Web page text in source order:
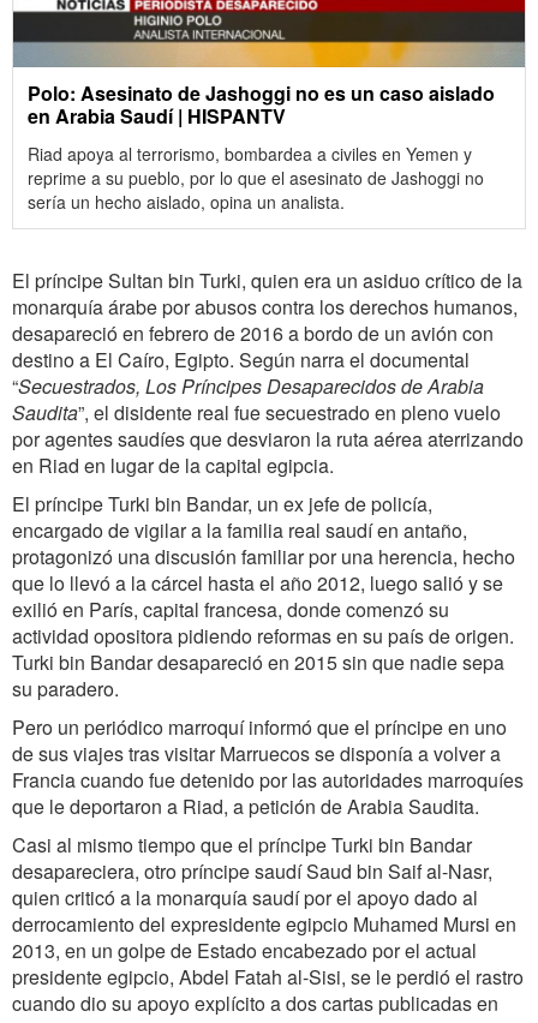
Polo: Asesinato de Jashoggi no es un caso aislado
en Arabia Saudí | HISPANTV
Riad apoya al terrorismo, bombardea a civiles en Yemen y
reprime a su pueblo, por lo que el asesinato de Jashoggi no
sería un hecho aislado, opina un analista.
El príncipe Sultan bin Turki, quien era un asiduo crítico de la
monarquía árabe por abusos contra los derechos humanos,
desapareció en febrero de 2016 a bordo de un avión con
destino a El Caíro, Egipto. Según narra el documental
“Secuestrados, Los Príncipes Desaparecidos de Arabia
Saudita”, el disidente real fue secuestrado en pleno vuelo
por agentes saudíes que desviaron la ruta aérea aterrizando
en Riad en lugar de la capital egipcia.
El príncipe Turki bin Bandar, un ex jefe de policía,
encargado de vigilar a la familia real saudí en antaño,
protagonizó una discusión familiar por una herencia, hecho
que lo llevó a la cárcel hasta el año 2012, luego salió y se
exilió en París, capital francesa, donde comenzó su
actividad opositora pidiendo reformas en su país de origen.
Turki bin Bandar desapareció en 2015 sin que nadie sepa
su paradero.
Pero un periódico marroquí informó que el príncipe en uno
de sus viajes tras visitar Marruecos se disponía a volver a
Francia cuando fue detenido por las autoridades marroquíes
que le deportaron a Riad, a petición de Arabia Saudita.
Casi al mismo tiempo que el príncipe Turki bin Bandar
desapareciera, otro príncipe saudí Saud bin Saif al-Nasr,
quien criticó a la monarquía saudí por el apoyo dado al
derrocamiento del expresidente egipcio Muhamed Mursi en
2013, en un golpe de Estado encabezado por el actual
presidente egipcio, Abdel Fatah al-Sisi, se le perdió el rastro
cuando dio su apoyo explícito a dos cartas publicadas en